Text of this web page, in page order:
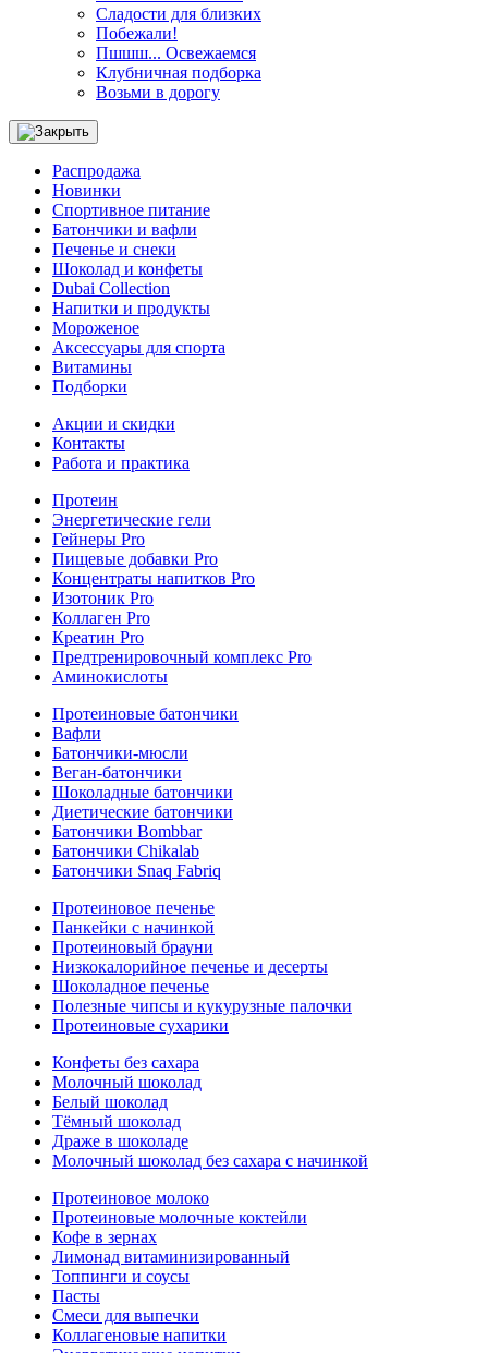
Сладости для близких
Побежали!
Пшшш... Освежаемся
Клубничная подборка
Возьми в дорогу
Распродажа
Новинки
Спортивное питание
Батончики и вафли
Печенье и снеки
Шоколад и конфеты
Dubai Collection
Напитки и продукты
Мороженое
Аксессуары для спорта
Витамины
Подборки
Акции и скидки
Контакты
Работа и практика
Протеин
Энергетические гели
Гейнеры Pro
Пищевые добавки Pro
Концентраты напитков Pro
Изотоник Pro
Коллаген Pro
Креатин Pro
Предтренировочный комплекс Pro
Аминокислоты
Протеиновые батончики
Вафли
Батончики-мюсли
Веган-батончики
Шоколадные батончики
Диетические батончики
Батончики Bombbar
Батончики Chikalab
Батончики Snaq Fabriq
Протеиновое печенье
Панкейки с начинкой
Протеиновый брауни
Низкокалорийное печенье и десерты
Шоколадное печенье
Полезные чипсы и кукурузные палочки
Протеиновые сухарики
Конфеты без сахара
Молочный шоколад
Белый шоколад
Тёмный шоколад
Драже в шоколаде
Молочный шоколад без сахара с начинкой
Протеиновое молоко
Протеиновые молочные коктейли
Кофе в зернах
Лимонад витаминизированный
Топпинги и соусы
Пасты
Смеси для выпечки
Коллагеновые напитки